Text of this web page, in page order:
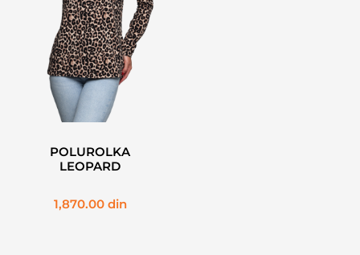
POLUROLKA
LEOPARD
1,870.00 din